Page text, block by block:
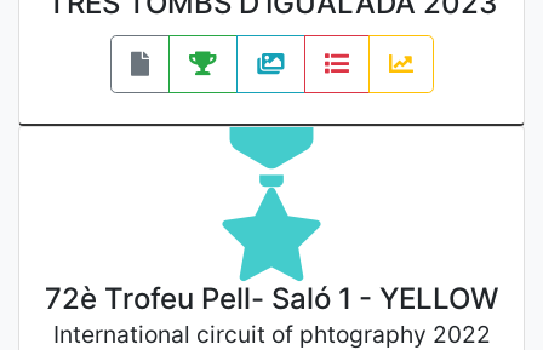
72è Trofeu Pell- Saló 1 - YELLOW
International circuit of phtography 2022